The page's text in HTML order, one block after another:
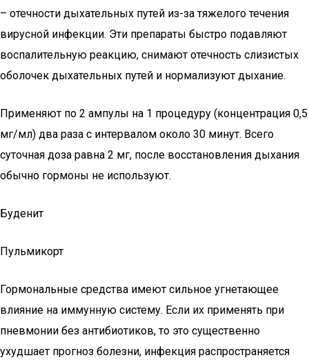
– отечности дыхательных путей из-за тяжелого течения
вирусной инфекции. Эти препараты быстро подавляют
воспалительную реакцию, снимают отечность слизистых
оболочек дыхательных путей и нормализуют дыхание.
Применяют по 2 ампулы на 1 процедуру (концентрация 0,5
мг/мл) два раза с интервалом около 30 минут. Всего
суточная доза равна 2 мг, после восстановления дыхания
обычно гормоны не используют.
Буденит
Пульмикорт
Гормональные средства имеют сильное угнетающее
влияние на иммунную систему. Если их применять при
пневмонии без антибиотиков, то это существенно
ухудшает прогноз болезни, инфекция распространяется